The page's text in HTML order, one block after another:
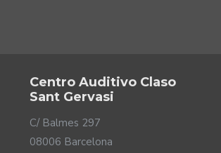
Centro Auditivo Claso
Sant Gervasi
C/ Balmes 297
08006 Barcelona